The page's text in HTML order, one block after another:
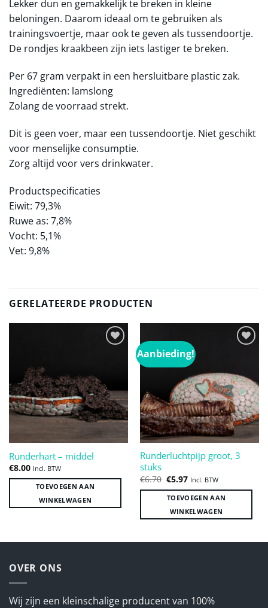
Lekker dun en gemakkelijk te breken in kleine
beloningen. Daarom ideaal om te gebruiken als
trainingsvoertje, maar ook te geven als tussendoortje.
De rondjes kraakbeen zijn iets lastiger te breken.
Per 67 gram verpakt in een hersluitbare plastic zak.
Ingrediënten: lamslong
Zolang de voorraad strekt.
Dit is geen voer, maar een tussendoortje. Niet geschikt
voor menselijke consumptie.
Zorg altijd voor vers drinkwater.
Productspecificaties
Eiwit: 79,3%
Ruwe as: 7,8%
Vocht: 5,1%
Vet: 9,8%
GERELATEERDE PRODUCTEN
Runderhart – middel
€8.00 Incl. BTW
TOEVOEGEN AAN
WINKELWAGEN
Aanbieding!
Runderluchtpijp groot, 3
stuks
€6.70 Oorspronkelijke
prijs
was:
€6.70.
€5.97Huidige
prijs
is:
€5.97.
Incl. BTW
TOEVOEGEN AAN
WINKELWAGEN
OVER ONS
Wij zijn een kleinschalige producent van 100%